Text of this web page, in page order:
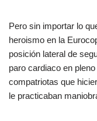
Pero sin importar lo
heroismo en la
posición lateral de
paro cardiaco en
compatriotas que
le practicaban